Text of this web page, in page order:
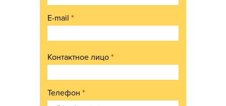
E-mail *
Контактное лицо *
Телефон *